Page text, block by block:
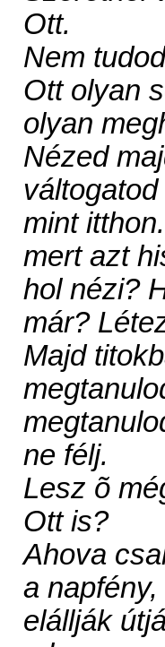
Ott.
Nem
Ott olyan
olyan
Nézed
mint
mert azt
hol nézi?
már?
Majd
ne félj.
Lesz õ
Ott is?
Ahova
a
elállják